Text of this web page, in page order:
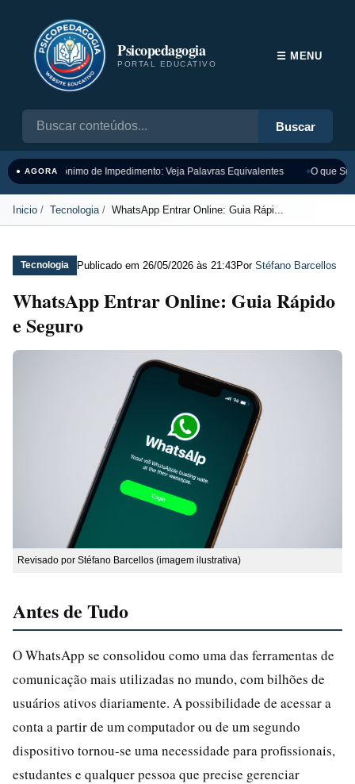
Psicopedagogia
PORTAL EDUCATIVO
Buscar
☰ MENU
● AGORASinônimo de Impedimento: Veja Palavras Equivalentes O que
Inicio Tecnologia WhatsApp Entrar Online: Guia Rápi...
Tecnologia Publicado em 26/05/2026 às 21:43Por Stéfano Barcellos
WhatsApp Entrar Online: Guia Rápido
e Seguro
Revisado por Stéfano Barcellos (imagem ilustrativa)
Antes de Tudo
O WhatsApp se consolidou como uma das ferramentas de
comunicação mais utilizadas no mundo, com bilhões de
usuários ativos diariamente. A possibilidade de acessar a
conta a partir de um computador ou de um segundo
dispositivo tornou-se uma necessidade para profissionais,
estudantes e qualquer pessoa que precise gerenciar